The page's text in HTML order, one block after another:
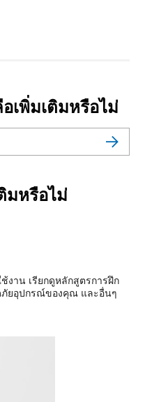
เพิ่มเติมหรือไม่
มหรือไม่
งาน เรียกดูหลักสูตรการฝึก
ภัยอุปกรณ์ของคุณ และอื่นๆ